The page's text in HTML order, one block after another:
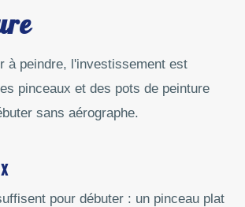
à peindre, l'investissement est
pinceaux et des pots de peinture
sans aérographe.
pour débuter : un pinceau plat